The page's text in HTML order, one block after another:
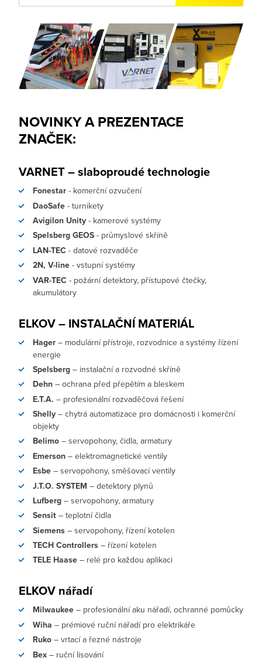
NOVINKY A PREZENTACE
ZNAČEK:
VARNET – slaboproudé technologie
Fonestar - komerční ozvučení
DaoSafe - turnikety
Avigilon Unity - kamerové systémy
Spelsberg GEOS - průmyslové skříně
LAN-TEC - datové rozvaděče
2N, V-line - vstupní systémy
VAR-TEC - požární detektory, přístupové čtečky,
akumulátory
ELKOV – INSTALAČNÍ MATERIÁL
Hager – modulární přístroje, rozvodnice a systémy řízení
energie
Spelsberg – instalační a rozvodné skříně
Dehn – ochrana před přepětím a bleskem
E.T.A. – profesionální rozvaděčová řešení
Shelly – chytrá automatizace pro domácnosti i komerční
objekty
Belimo – servopohony, čidla, armatury
Emerson – elektromagnetické ventily
Esbe – servopohony, směšovací ventily
J.T.O. SYSTEM – detektory plynů
Lufberg – servopohony, armatury
Sensit – teplotní čidla
Siemens – servopohony, řízení kotelen
TECH Controllers – řízení kotelen
TELE Haase – relé pro každou aplikaci
ELKOV nářadí
Milwaukee – profesionální aku nářadí, ochranné pomůcky
Wiha – prémiové ruční nářadí pro elektrikáře
Ruko – vrtací a řezné nástroje
Bex – ruční lisování